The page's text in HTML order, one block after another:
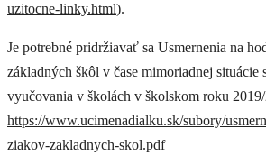
uzitocne-linky.html).
Je potrebné pridržiavať sa Usmernenia na
základných škôl v čase mimoriadnej situácie
vyučovania v školách v školskom roku
https://www.ucimenadialku.sk/subory/
ziakov-zakladnych-skol.pdf